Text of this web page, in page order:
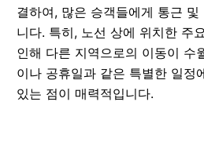
결하여, 많은 승객들에게 통근
니다. 특히, 노선 상에 위치한 주
인해 다른 지역으로의 이동이 수
이나 공휴일과 같은 특별한 일정
있는 점이 매력적입니다.